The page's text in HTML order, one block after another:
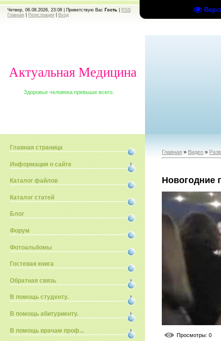
Четвер, 06.08.2026, 23:08 | Приветствую Вас Гость
RSS
Главная
Регистрация Вход
Актуальная Медицина
Здоровье человека превыше всего.
Главная страница
Информация о сайте
Каталог файлов
Каталог статей
Блог
Форум
Фотоальбомы
Гостевая книга
Обратная связь
В помощь студенту.
В помощь абитуриенту.
В помощь врачам проф...
Главная » Видео »
Новогодние
Просмотры: 0